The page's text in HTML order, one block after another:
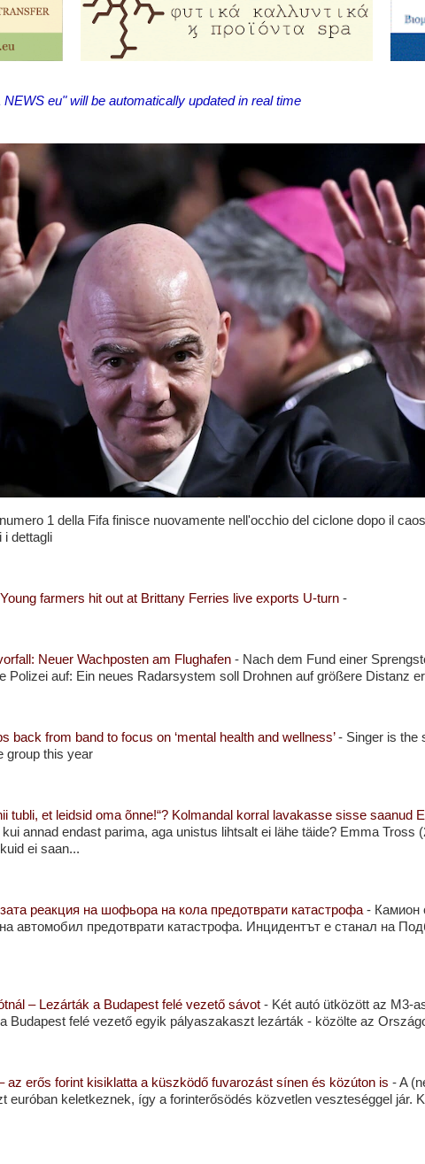
eu" will be automatically updated in real time
1 della Fifa finisce nuovamente nell'occhio del ciclone dopo il
i dettagli
farmers hit out at Brittany Ferries live exports U-turn -
Neuer Wachposten am Flughafen - Nach dem Fund einer
Polizei auf: Ein neues Radarsystem soll Drohnen auf größere Distanz
back from band to focus on ‘mental health and wellness’- Singer is the
group this year
tubli, et leidsid oma õnne!“? Kolmandal korral lavakasse sisse saanud
annad endast parima, aga unistus lihtsalt ei lähe täide? Emma Tross
ei saan...
реакция на шофьора на кола предотврати катастрофа - Камион
автомобил предотврати катастрофа. Инцидентът е станал на
– Lezárták a Budapest felé vezető sávot - Két autó ütközött az M3-
Budapest felé vezető egyik pályaszakaszt lezárták - közölte az
az erős forint kisiklatta a küszködő fuvarozást sínen és közúton is -A
euróban keletkeznek, így a forinterősödés közvetlen veszteséggel jár.